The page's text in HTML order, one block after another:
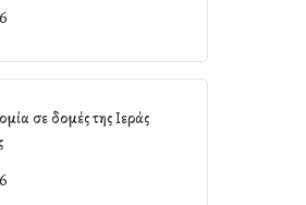
σε δομές της Ιεράς